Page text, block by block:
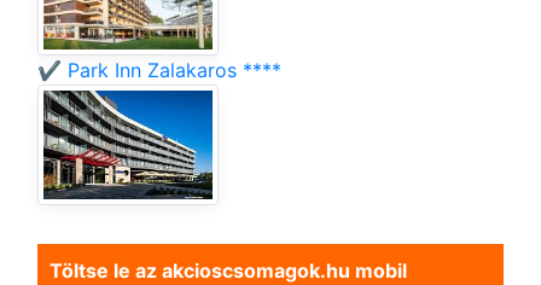
✔️ Park Inn Zalakaros ****
Töltse le az akcioscsomagok.hu mobil